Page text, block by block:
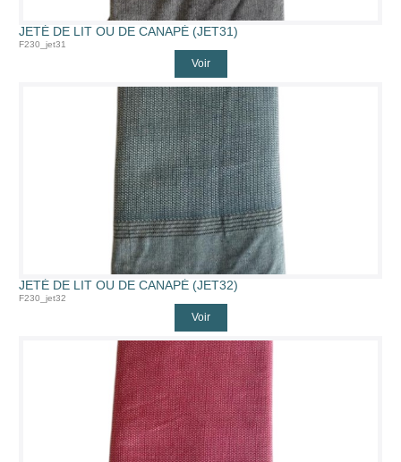
JETÉ DE LIT OU DE CANAPÉ (JET31)
F230_jet31
Voir
JETÉ DE LIT OU DE CANAPÉ (JET32)
F230_jet32
Voir